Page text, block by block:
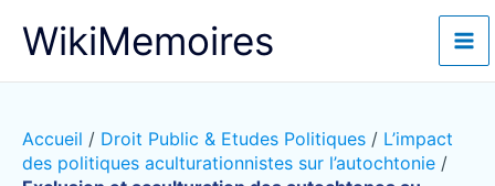
WikiMemoires
Accueil / Droit Public & Etudes Politiques / L’impact
des politiques aculturationnistes sur l’autochtonie /